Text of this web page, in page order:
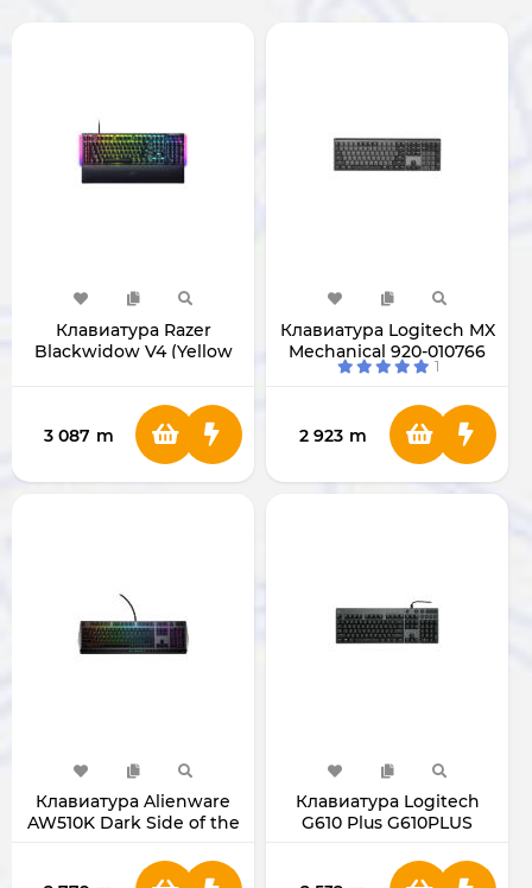
Клавиатура Razer
Blackwidow V4 (Yellow
3 087 m
Клавиатура Logitech MX
Mechanical 920-010766
1
2 923 m
Клавиатура Alienware
AW510K Dark Side of the
Клавиатура Logitech
G610 Plus G610PLUS